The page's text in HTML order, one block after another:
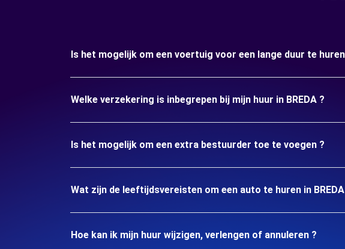
Is het mogelijk om een voertuig voor een lange duur te huren
Welke verzekering is inbegrepen bij mijn huur in BREDA ?
Is het mogelijk om een extra bestuurder toe te voegen ?
Wat zijn de leeftijdsvereisten om een auto te huren in
Hoe kan ik mijn huur wijzigen, verlengen of annuleren ?